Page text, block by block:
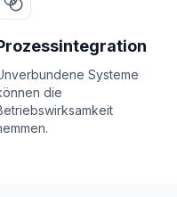
Systeme
die